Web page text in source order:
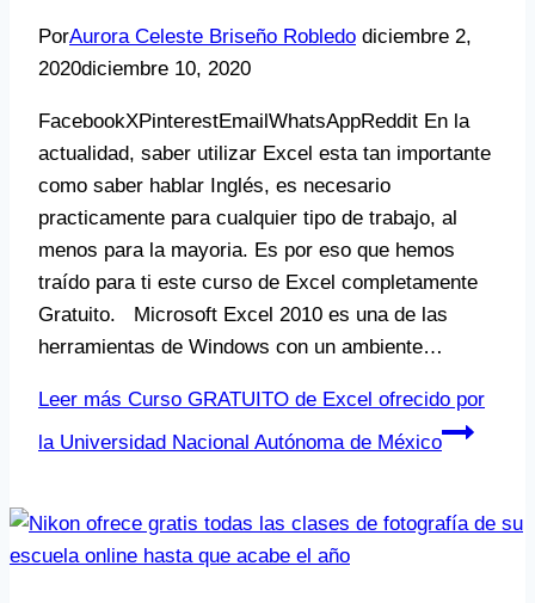
PorAurora Celeste Briseño Robledo diciembre 2,
2020diciembre 10, 2020
FacebookXPinterestEmailWhatsAppReddit En la
actualidad, saber utilizar Excel esta tan importante
como saber hablar Inglés, es necesario
practicamente para cualquier tipo de trabajo, al
menos para la mayoria. Es por eso que hemos
traído para ti este curso de Excel completamente
Gratuito. Microsoft Excel 2010 es una de las
herramientas de Windows con un ambiente…
Leer más Curso GRATUITO de Excel ofrecido por
la Universidad Nacional Autónoma de México